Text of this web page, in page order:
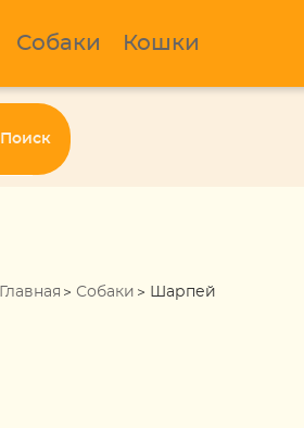
Собаки Кошки
Поиск
Главная Собаки Шарпей